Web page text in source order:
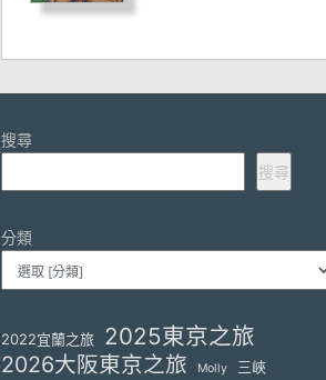
搜尋
搜尋
分類
2022宜蘭之旅 2025東京之旅
2026大阪東京之旅 Molly 三峽